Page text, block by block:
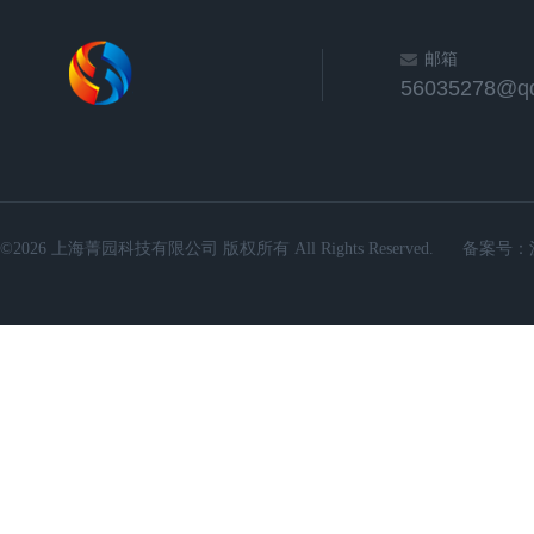
邮箱
©2026 上海菁园科技有限公司 版权所有 All Rights Reserved. 备案号：